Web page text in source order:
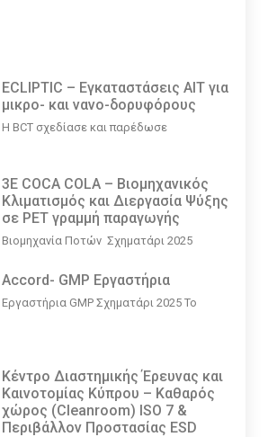
ECLIPTIC – Εγκαταστάσεις ΑΙΤ για
μικρο- και νανο-δορυφόρους
Η BCT σχεδίασε και παρέδωσε
3E COCA COLA – Βιομηχανικός
Κλιματισμός και Διεργασία Ψύξης
σε PET γραμμή παραγωγής
Βιομηχανία Ποτών Σχηματάρι 2025
Accord- GMP Εργαστήρια
Εργαστήρια GMP Σχηματάρι 2025 Το
Κέντρο Διαστημικής Έρευνας και
Καινοτομίας Κύπρου – Καθαρός
χώρος (Cleanroom) ISO 7 &
Περιβάλλον Προστασίας ESD